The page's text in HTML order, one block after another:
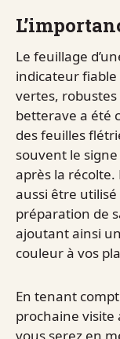
Le feuillage
indicateur fiable
vertes,
betterave a été
des feuilles
souvent le
après la
aussi être
préparation de
ajoutant ainsi
couleur à vos
En tenant
prochaine
vous serez en